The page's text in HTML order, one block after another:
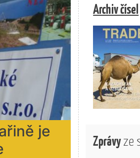
je
Archiv čísel
Zprávyze